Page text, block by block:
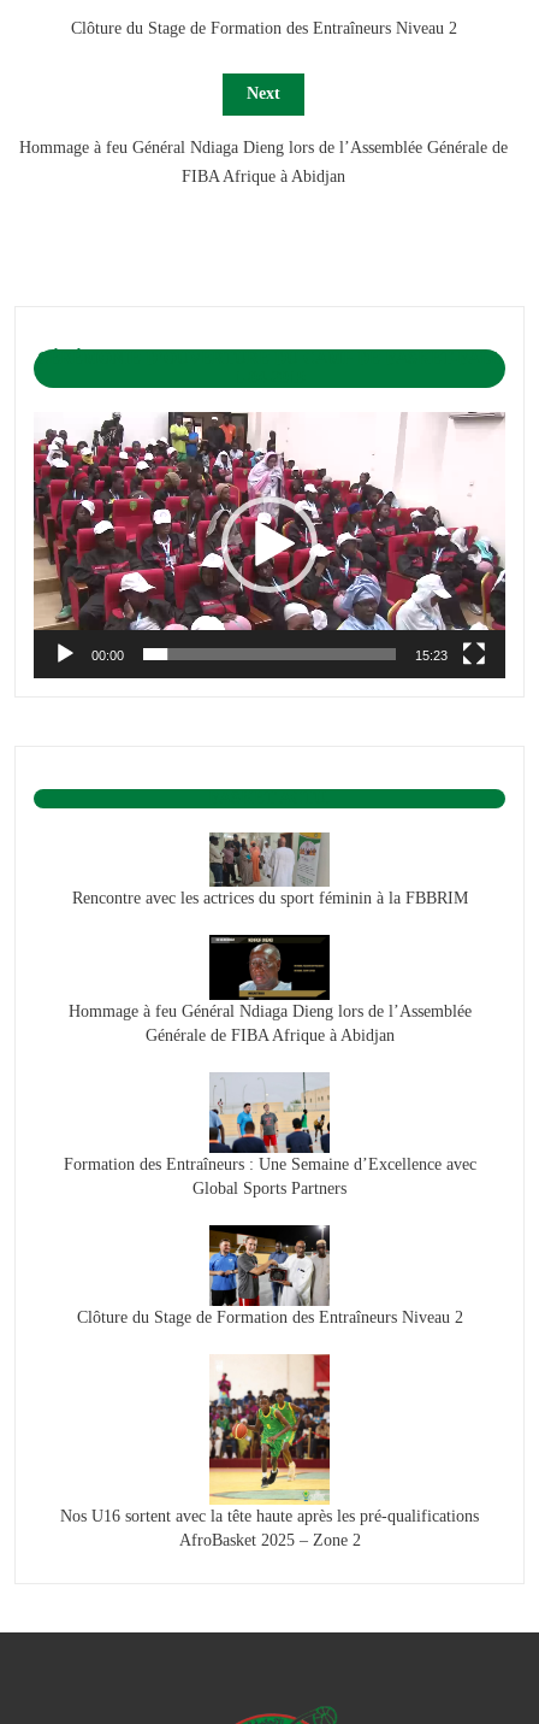
Clôture du Stage de Formation des Entraîneurs Niveau 2
Next
Hommage à feu Général Ndiaga Dieng lors de l’Assemblée Générale de
FIBA Afrique à Abidjan
CÉRÉMONIE D’OUVERTURE DU CAMP DE BASKET-BALL
Lecteur
vidéo
00:00 15:23
Rencontre avec les actrices du sport féminin à la FBBRIM
Hommage à feu Général Ndiaga Dieng lors de l’Assemblée
Générale de FIBA Afrique à Abidjan
Formation des Entraîneurs : Une Semaine d’Excellence avec
Global Sports Partners
Clôture du Stage de Formation des Entraîneurs Niveau 2
Nos U16 sortent avec la tête haute après les pré-qualifications
AfroBasket 2025 – Zone 2